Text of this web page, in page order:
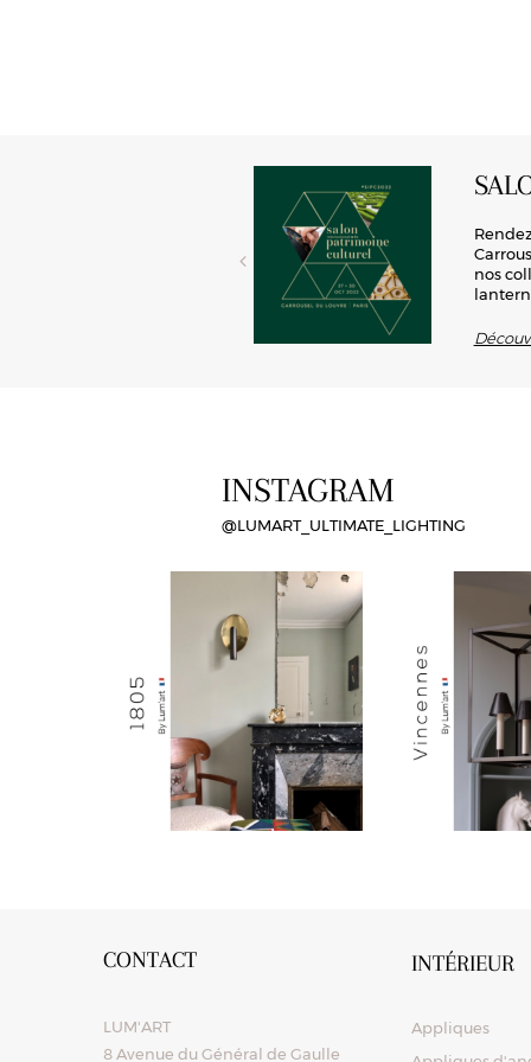
de luminaires, cette
nos
INSTAGRAM
@LUMART_ULTIMATE_LIGHTING
CONTACT
LUM'ART
8 Avenue du Général de Gaulle
INTÉRIEUR
Appliques